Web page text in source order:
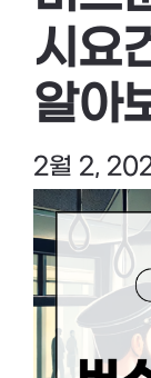
시요
알아
2월 2,